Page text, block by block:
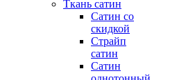
Ткань сатин
Сатин со
скидкой
Страйп
сатин
Сатин